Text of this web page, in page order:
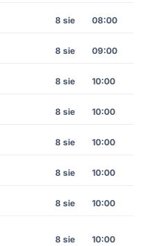
8 sie 08:00
8 sie 09:00
8 sie 10:00
8 sie 10:00
8 sie 10:00
8 sie 10:00
8 sie 10:00
8 sie 10:00